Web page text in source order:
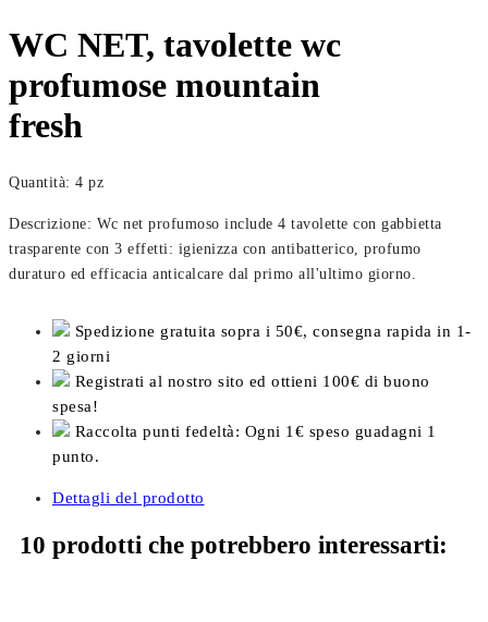
WC NET, tavolette wc
profumose mountain
fresh
Quantità: 4 pz
Descrizione: Wc net profumoso include 4 tavolette con gabbietta
trasparente con 3 effetti: igienizza con antibatterico, profumo
duraturo ed efficacia anticalcare dal primo all'ultimo giorno.
Spedizione gratuita sopra i 50€, consegna rapida in 1-
2 giorni
Registrati al nostro sito ed ottieni 100€ di buono
spesa!
Raccolta punti fedeltà: Ogni 1€ speso guadagni 1
punto.
Dettagli del prodotto
10 prodotti che potrebbero interessarti: